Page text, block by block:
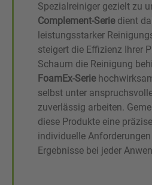
Spezialreiniger gezielt zu
Complement-Seriedient
leistungsstarker
steigert die Effizienz Ihrer
Schaum die Reinigung
FoamEx-Serie
selbst unter
zuverlässig arbeiten.
diese Produkte eine
individuelle
Ergebnisse bei jeder